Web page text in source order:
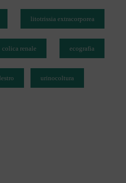
litotrissia extracorporea
colica renale ecografia
urinocoltura